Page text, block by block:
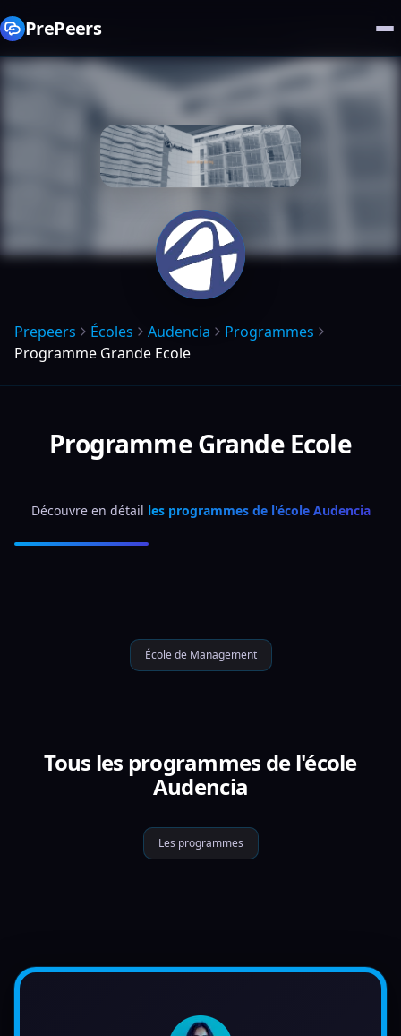
PrePeers
Prepeers Écoles Audencia
Programmes
Programme Grande Ecole
Programme Grande Ecole
Découvre en détail les programmes de l'école Audencia
École de Management
Tous les programmes de l'école
Audencia
Les programmes